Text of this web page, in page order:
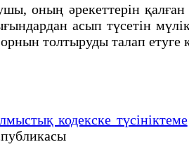
әрекеттерiн қалған
асып түсетiн
толтыруды талап етуге
кодекске түсініктеме